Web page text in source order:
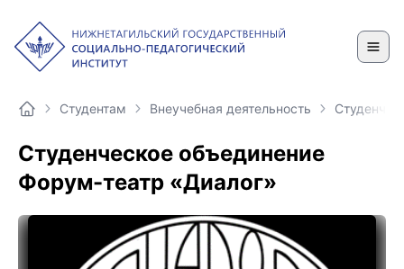
Студентам Внеучебная деятельность
Студенческое объединение
Форум-театр «Диалог»